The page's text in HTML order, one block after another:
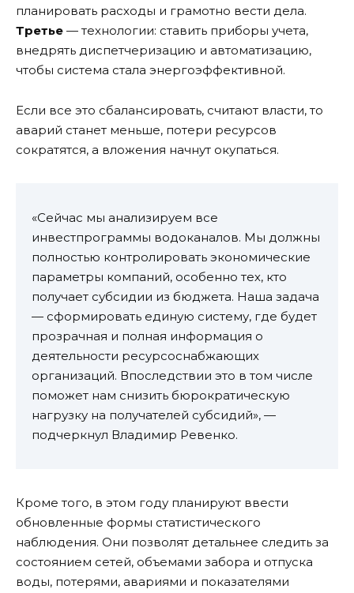
планировать расходы и грамотно вести дела.
Третье — технологии: ставить приборы учета,
внедрять диспетчеризацию и автоматизацию,
чтобы система стала энергоэффективной.
Если все это сбалансировать, считают власти, то
аварий станет меньше, потери ресурсов
сократятся, а вложения начнут окупаться.
«Сейчас мы анализируем все
инвестпрограммы водоканалов. Мы должны
полностью контролировать экономические
параметры компаний, особенно тех, кто
получает субсидии из бюджета. Наша задача
— сформировать единую систему, где будет
прозрачная и полная информация о
деятельности ресурсоснабжающих
организаций. Впоследствии это в том числе
поможет нам снизить бюрократическую
нагрузку на получателей субсидий», —
подчеркнул Владимир Ревенко.
Кроме того, в этом году планируют ввести
обновленные формы статистического
наблюдения. Они позволят детальнее следить за
состоянием сетей, объемами забора и отпуска
воды, потерями, авариями и показателями